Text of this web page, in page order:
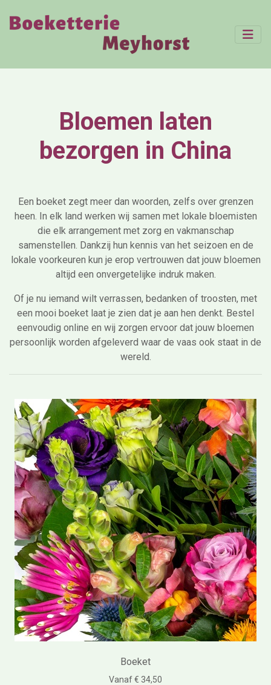
Bloemen laten
bezorgen in China
Een boeket zegt meer dan woorden, zelfs over grenzen
heen. In elk land werken wij samen met lokale bloemisten
die elk arrangement met zorg en vakmanschap
samenstellen. Dankzij hun kennis van het seizoen en de
lokale voorkeuren kun je erop vertrouwen dat jouw bloemen
altijd een onvergetelijke indruk maken.
Of je nu iemand wilt verrassen, bedanken of troosten, met
een mooi boeket laat je zien dat je aan hen denkt. Bestel
eenvoudig online en wij zorgen ervoor dat jouw bloemen
persoonlijk worden afgeleverd waar de vaas ook staat in de
wereld.
Boeket
Vanaf € 34,50